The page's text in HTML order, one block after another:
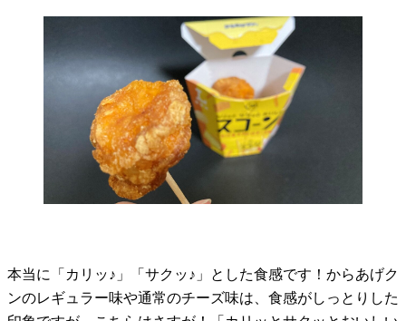
本当に「カリッ♪」「サクッ♪」とした食感です！からあげク
ンのレギュラー味や通常のチーズ味は、食感がしっとりした